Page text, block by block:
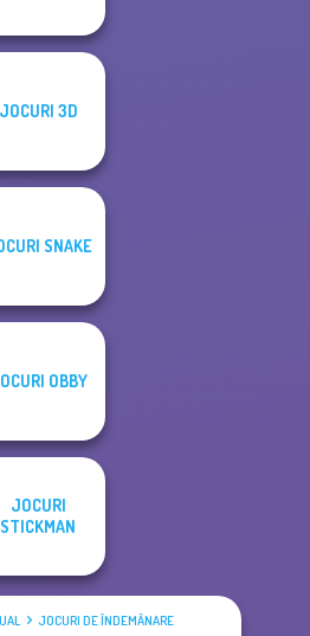
JOCURI 3D
SNAKE
OBBY
JOCURI
STICKMAN
JOCURI DE ÎNDEMÂNARE